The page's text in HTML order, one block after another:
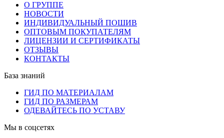
О ГРУППЕ
НОВОСТИ
ИНДИВИДУАЛЬНЫЙ ПОШИВ
ОПТОВЫМ ПОКУПАТЕЛЯМ
ЛИЦЕНЗИИ И СЕРТИФИКАТЫ
ОТЗЫВЫ
КОНТАКТЫ
База знаний
ГИД ПО МАТЕРИАЛАМ
ГИД ПО РАЗМЕРАМ
ОДЕВАЙТЕСЬ ПО УСТАВУ
Мы в соцсетях